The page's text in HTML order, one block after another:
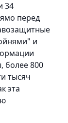
34
перед
и
более 800
тысяч
эта